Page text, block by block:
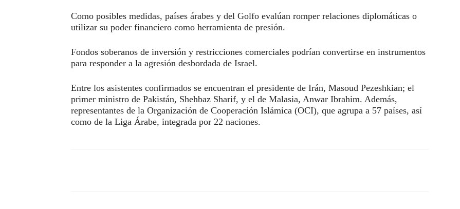
Como posibles medidas, países árabes y del Golfo evalúan romper relaciones diplomáticas o
utilizar su poder financiero como herramienta de presión.
Fondos soberanos de inversión y restricciones comerciales podrían convertirse en instrumentos
para responder a la agresión desbordada de Israel.
Entre los asistentes confirmados se encuentran el presidente de Irán, Masoud Pezeshkian; el
primer ministro de Pakistán, Shehbaz Sharif, y el de Malasia, Anwar Ibrahim. Además,
representantes de la Organización de Cooperación Islámica (OCI), que agrupa a 57 países, así
como de la Liga Árabe, integrada por 22 naciones.